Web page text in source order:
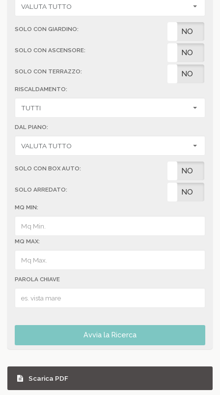
SOLO CON GIARDINO: NO
SOLO CON ASCENSORE: NO
SOLO CON TERRAZZO: NO
RISCALDAMENTO:
DAL PIANO:
SOLO CON BOX AUTO: NO
SOLO ARREDATO: NO
MQ MIN:
MQ MAX:
PAROLA CHIAVE
Avvia la Ricerca
Scarica PDF